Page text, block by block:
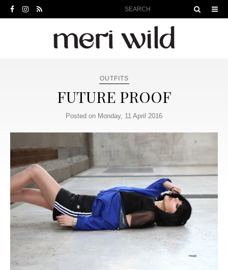
OUTFITS
FUTURE PROOF
Posted on Monday, 11 April 2016